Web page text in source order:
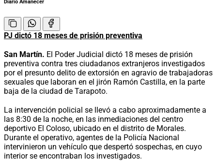
Diario Amanecer
PJ dictó 18 meses de prisión preventiva
San Martín. El Poder Judicial dictó 18 meses de prisión
preventiva contra tres ciudadanos extranjeros investigados
por el presunto delito de extorsión en agravio de trabajadoras
sexuales que laboran en el jirón Ramón Castilla, en la parte
baja de la ciudad de Tarapoto.
La intervención policial se llevó a cabo aproximadamente a
las 8:30 de la noche, en las inmediaciones del centro
deportivo El Coloso, ubicado en el distrito de Morales.
Durante el operativo, agentes de la Policía Nacional
intervinieron un vehículo que despertó sospechas, en cuyo
interior se encontraban los investigados.